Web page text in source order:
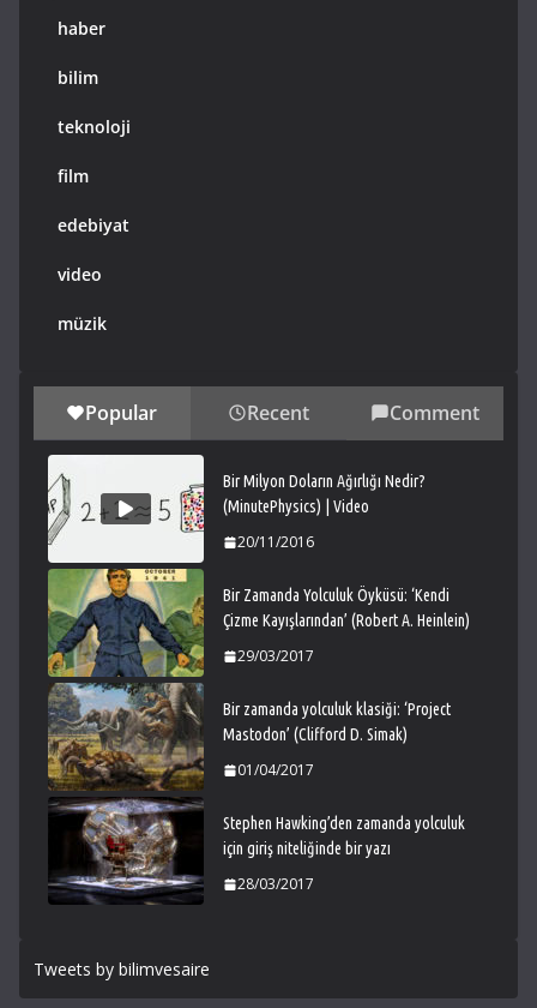
haber
bilim
teknoloji
film
edebiyat
video
müzik
Popular Recent Comment
Bir Milyon Doların Ağırlığı Nedir?
(MinutePhysics) | Video
20/11/2016
Bir Zamanda Yolculuk Öyküsü: ‘Kendi
Çizme Kayışlarından’ (Robert A. Heinlein)
29/03/2017
Bir zamanda yolculuk klasiği: ‘Project
Mastodon’ (Clifford D. Simak)
01/04/2017
Stephen Hawking’den zamanda yolculuk
için giriş niteliğinde bir yazı
28/03/2017
Tweets by bilimvesaire